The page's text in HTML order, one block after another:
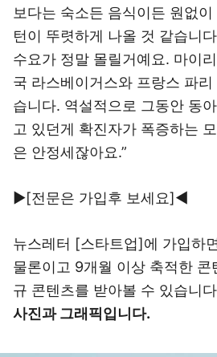
보다는 숙소든 음식이든 원없
턴이 뚜렷하게 나올 것 같습니
수요가 정말 몰릴거예요. 마이
국 라스베이거스와 프랑스 파
습니다. 역설적으로 그동안 동
고 있던게 확진자가 폭증하는
은 안정세잖아요.”
▶[전문은 가입후 보세요]◀
뉴스레터 [스타트업]에 가입하
물론이고 9개월 이상 축적한 콘
규 콘텐츠를 받아볼 수 있습니
사진과 그래픽입니다.